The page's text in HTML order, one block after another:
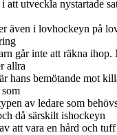
att utveckla nystartade
även i lovhockeyn på
går inte att räkna ihop.
allra
hans bemötande mot
av ledare som
då särskilt ishockeyn
att vara en hård och